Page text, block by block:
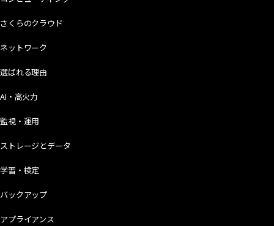
さくらのクラウド
ネットワーク
選ばれる理由
AI・高火力
監視・運用
ストレージとデータ
学習・検定
バックアップ
アプライアンス